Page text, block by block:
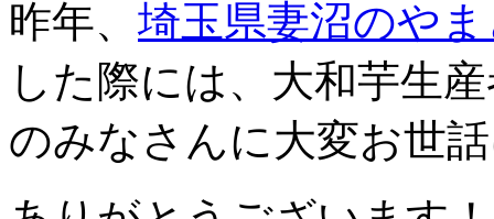
昨年、 埼玉県妻沼のや
した際には、大和芋生
のみなさんに大変お世